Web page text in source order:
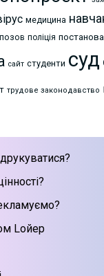
медицина
позов поліція постанова
сайт студенти суд
трудове законодавство
Lойер